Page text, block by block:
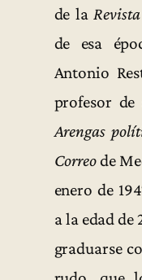
de la
de esa
Antonio
profesor
Arengas
Correode
enero de
a la edad de
graduarse